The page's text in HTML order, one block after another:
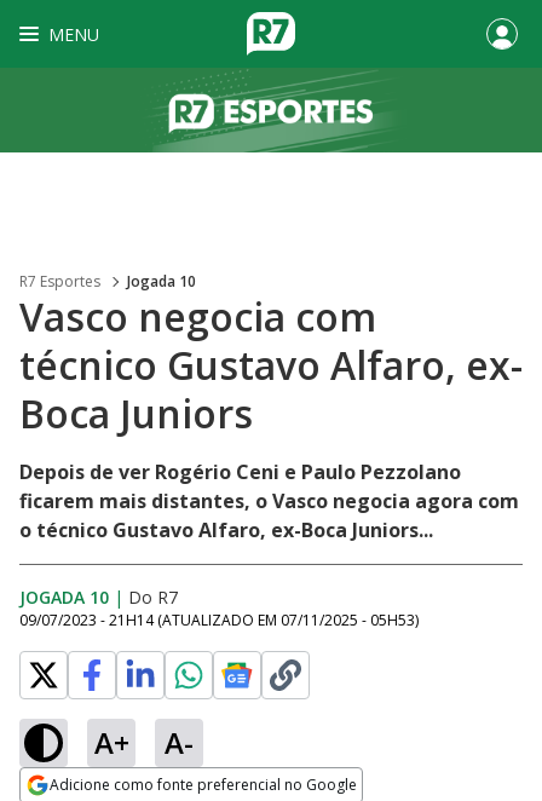
MENU
R7 Esportes Jogada 10
Vasco negocia com
técnico Gustavo Alfaro, ex-
Boca Juniors
Depois de ver Rogério Ceni e Paulo Pezzolano
ficarem mais distantes, o Vasco negocia agora com
o técnico Gustavo Alfaro, ex-Boca Juniors...
JOGADA 10 | Do R7
09/07/2023 - 21H14 (ATUALIZADO EM 07/11/2025 - 05H53)
A+ A-
Adicione como fonte preferencial no Google